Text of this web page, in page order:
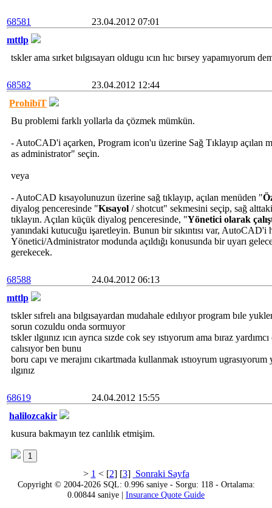
68581
23.04.2012 07:01
mttlp
tskler ama sırket bılgısayarı oldugu ıcın hıc bırsey yapamıyorum
68582
23.04.2012 12:44
ProhibiT
Bu problemi farklı yollarla da çözmek mümkün.
- AutoCAD'i açarken, Program icon'u üzerine Sağ Tıklayıp açılan
as administrator" seçin.
veya
- AutoCAD kısayolunuzun üzerine sağ tıklayıp, açılan menüden "
diyalog penceresinde "Kısayol / shotcut" sekmesini seçip, sağ
tıklayın. Açılan küçük diyalog penceresinde, "Yönetici olarak
yanındaki kutucuğu işaretleyin. Bunun bir sıkıntısı var, AutoCAD'i
Yönetici/Administrator modunda açıldığı konusunda bir uyarı
gerekecek.
68588
24.04.2012 06:13
mttlp
tskler sıfrelı ana bılgısayardan mudahale edılıyor program bıle
sorun cozuldu onda sormuyor
tskler ılgıınız ıcın ayrıca sızde cok sey ıstıyorum ama bıraz
calısıyor ben bunu
boru capı ve merajını cıkartmada kullanmak ıstıoyrum
ılgınız
68619
24.04.2012 15:55
halilozcakir
kusura bakmayın tez canlılık etmişim.
1
> 1 < [2] [3] Sonraki Sayfa
Copyright © 2004-2026 SQL: 0.996 saniye - Sorgu: 118 - Ortalama:
0.00844 saniye | Insurance Quote Guide